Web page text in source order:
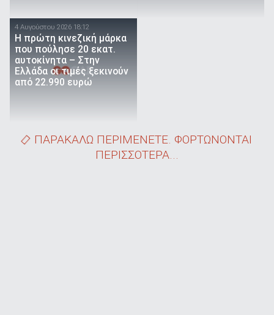
4 Αυγούστου 2026 18:12
Η πρώτη κινεζική μάρκα
που πούλησε 20 εκατ.
αυτοκίνητα – Στην
Ελλάδα οι τιμές ξεκινούν
από 22.990 ευρώ
ΠΑΡΑΚΑΛΩ ΠΕΡΙΜΕΝΕΤΕ. ΦΟΡΤΩΝΟΝΤΑΙ
ΠΕΡΙΣΣΟΤΕΡΑ...